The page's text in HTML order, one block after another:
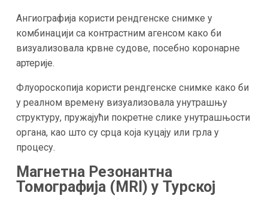
Ангиографија користи рендгенске снимке у
комбинацији са контрастним агенсом како би
визуализовала крвне судове, посебно коронарне
артерије.
Флуороскопија користи рендгенске снимке како би
у реалном времену визуализовала унутрашњу
структуру, пружајући покретне слике унутрашњости
органа, као што су срца која куцају или грла у
процесу.
Магнетна Резонантна
Томографија (MRI) у Турској